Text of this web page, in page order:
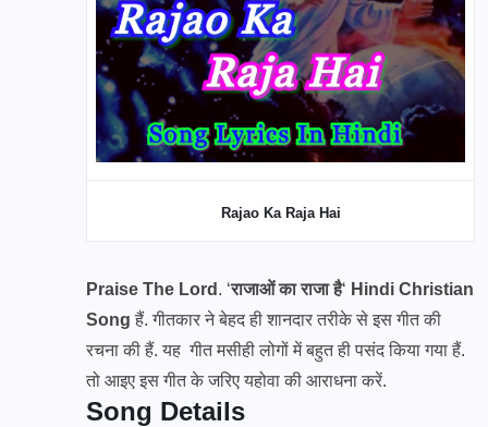
Rajao Ka Raja Hai
Praise The Lord . ‘राजाओं का राजा है‘ Hindi Christian
Song हैं. गीतकार ने बेहद ही शानदार तरीके से इस गीत की
रचना की हैं. यह गीत मसीही लोगों में बहुत ही पसंद किया गया हैं.
तो आइए इस गीत के जरिए यहोवा की आराधना करें.
Song Details